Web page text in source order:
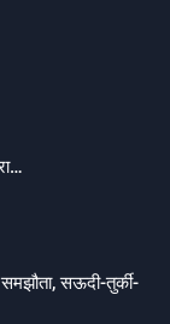
सऊदी-तुर्की-